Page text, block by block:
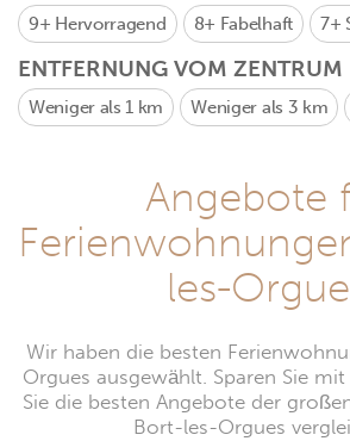
9+ Hervorragend 8+ Fabelhaft 7+
ENTFERNUNG VOM ZENTRUM
Weniger als 1 km Weniger als 3 km
Angebote
les-
Wir haben die besten
Orgues ausgewählt. Sparen Sie
Sie die besten Angebote der
Bort-les-Orgues